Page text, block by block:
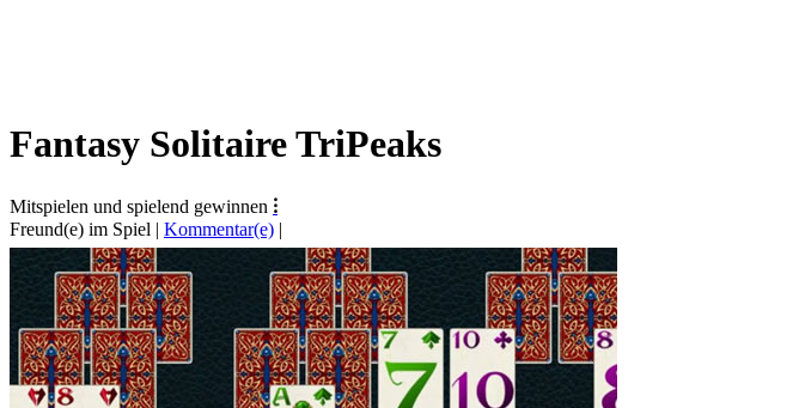
Fantasy Solitaire TriPeaks
Mitspielen und spielend gewinnen ⁝
Freund(e) im Spiel | Kommentar(e) |